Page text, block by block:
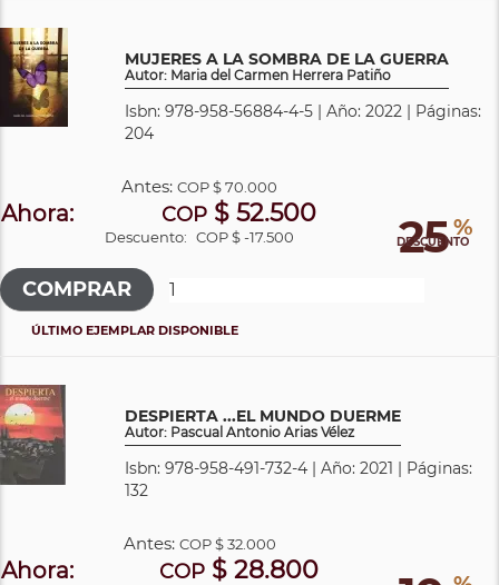
MUJERES A LA SOMBRA DE LA GUERRA
Autor: Maria del Carmen Herrera Patiño
Isbn: 978-958-56884-4-5 | Año: 2022 | Páginas:
204
25 %
DESCUENTO
Antes:COP$ 70.000
Ahora: COP$ 52.500
Descuento: COP $ -17.500
ÚLTIMO EJEMPLAR DISPONIBLE
DESPIERTA ...EL MUNDO DUERME
Autor: Pascual Antonio Arias Vélez
Isbn: 978-958-491-732-4 | Año: 2021 | Páginas:
132
Antes: COP$ 32.000
Ahora: COP$ 28.800